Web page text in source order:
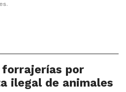
por
ilegal de animales